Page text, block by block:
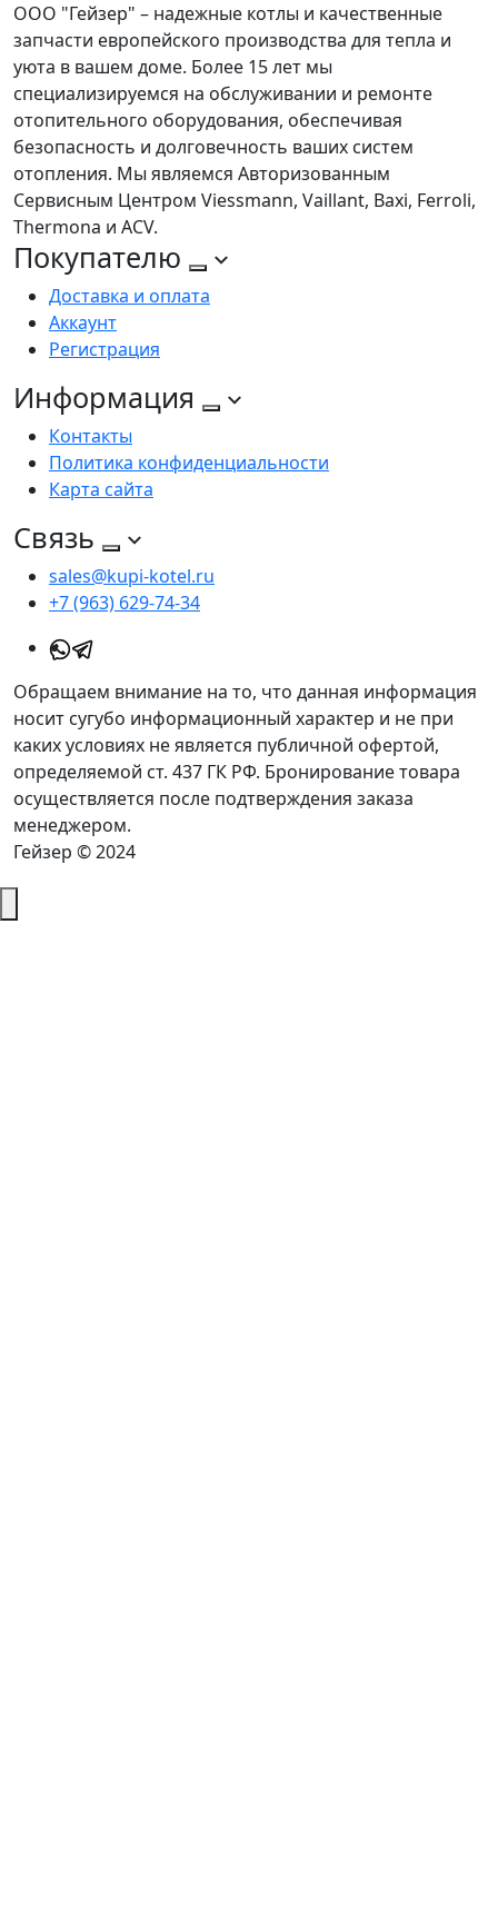
ООО "Гейзер" – надежные котлы и качественные
запчасти европейского производства для тепла и
уюта в вашем доме. Более 15 лет мы
специализируемся на обслуживании и ремонте
отопительного оборудования, обеспечивая
безопасность и долговечность ваших систем
отопления. Мы являемся Авторизованным
Сервисным Центром Viessmann, Vaillant, Baxi, Ferroli,
Thermona и ACV.
Покупателю
Доставка и оплата
Аккаунт
Регистрация
Информация
Контакты
Политика конфиденциальности
Карта сайта
Связь
sales@kupi-kotel.ru
+7 (963) 629-74-34
Обращаем внимание на то, что данная информация
носит сугубо информационный характер и не при
каких условиях не является публичной офертой,
определяемой ст. 437 ГК РФ. Бронирование товара
осуществляется после подтверждения заказа
менеджером.
Гейзер © 2024